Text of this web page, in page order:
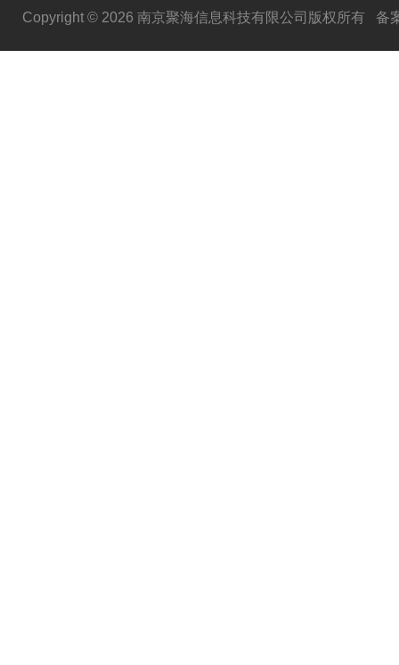
Copyright © 2026 南京聚海信息科技有限公司版权所有 备